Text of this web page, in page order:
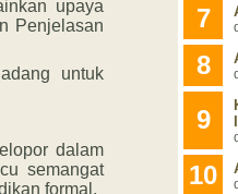
upaya
Penjelasan
untuk
dalam
semangat
formal.
7
8
9
10